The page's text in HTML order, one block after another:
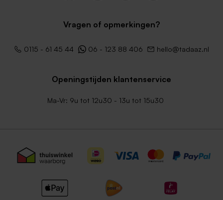
Luxe envelop metallic zilver Lila envelop
Terra envelop
Donkerblauwe envelop met
Vragen of opmerkingen?
0115 - 61 45 44 06 - 123 88 406 hello@tadaaz.nl
Openingstijden klantenservice
Ma-Vr: 9u tot 12u30 - 13u tot 15u30